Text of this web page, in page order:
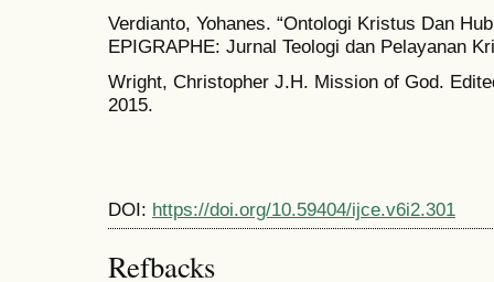
Verdianto, Yohanes. “Ontologi Kristus Dan
EPIGRAPHE: Jurnal Teologi dan Pelayanan
Wright, Christopher J.H. Mission of God.
2015.
DOI: https://doi.org/10.59404/ijce.v6i2.301
Refbacks